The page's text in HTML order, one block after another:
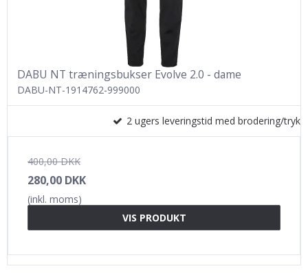
DABU NT træningsbukser Evolve 2.0 - dame
DABU-NT-1914762-999000
2 ugers leveringstid med brodering/tryk
400,00 DKK
280,00 DKK
(inkl. moms)
VIS PRODUKT